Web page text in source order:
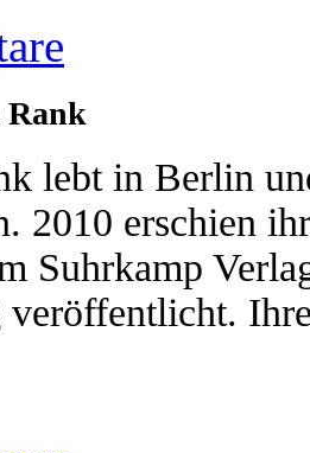
Rank
lebt in Berlin
2010 erschien
Suhrkamp